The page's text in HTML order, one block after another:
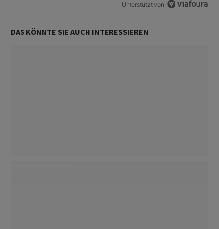
Unterstützt von
DAS KÖNNTE SIE AUCH INTERESSIEREN